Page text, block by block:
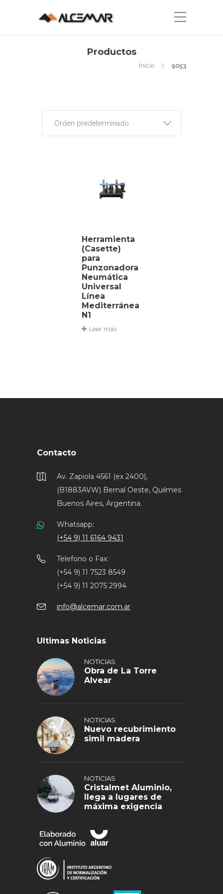
Productos
Inicio 9053
Orden predeterminado
Herramienta
(Casette)
para
Punzonadora
Neumática
Universal
Línea
Mediterránea
N1
Leer más
Contacto
Av. Zapiola 4561 (ex 2400),
(B1883AVW) Bernal Oeste, Quilmes
Buenos Aires, Argentina.
Whatsapp:
(+54 9) 11 6164 9431
Telefono o Fax:
(+54 9) 11 7523 8549
(+54 9) 11 2075 2994
info@alcemar.com.ar
Ultimas Noticias
NOTICIAS
Obra de La Torre
Alvear
NOTICIAS
Nuevo recubrimiento
simil madera
NOTICIAS
Cristalmet Aluminio,
llega a lugares de
máxima exigencia